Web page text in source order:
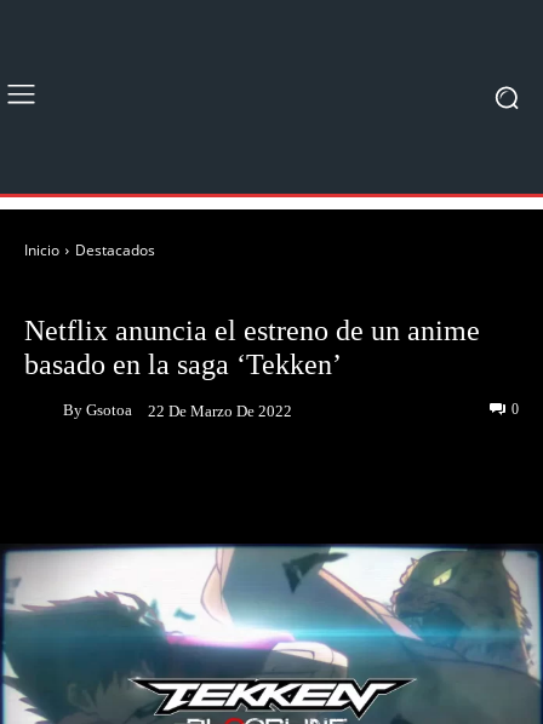
Inicio Destacados
Netflix anuncia el estreno de un anime
basado en la saga ‘Tekken’
By Gsotoa 22 De Marzo De 2022 0